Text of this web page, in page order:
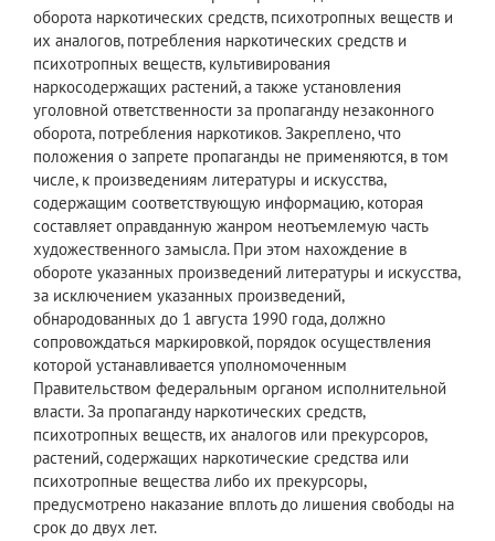
оборота наркотических средств, психотропных веществ и
их аналогов, потребления наркотических средств и
психотропных веществ, культивирования
наркосодержащих растений, а также установления
уголовной ответственности за пропаганду незаконного
оборота, потребления наркотиков. Закреплено, что
положения о запрете пропаганды не применяются, в том
числе, к произведениям литературы и искусства,
содержащим соответствующую информацию, которая
составляет оправданную жанром неотъемлемую часть
художественного замысла. При этом нахождение в
обороте указанных произведений литературы и искусства,
за исключением указанных произведений,
обнародованных до 1 августа 1990 года, должно
сопровождаться маркировкой, порядок осуществления
которой устанавливается уполномоченным
Правительством федеральным органом исполнительной
власти. За пропаганду наркотических средств,
психотропных веществ, их аналогов или прекурсоров,
растений, содержащих наркотические средства или
психотропные вещества либо их прекурсоры,
предусмотрено наказание вплоть до лишения свободы на
срок до двух лет.